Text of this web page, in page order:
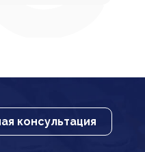
консультация